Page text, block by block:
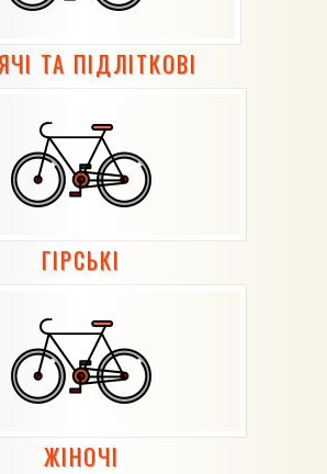
ТА ПІДЛІТКОВІ
ГІРСЬКІ
ЖІНОЧІ